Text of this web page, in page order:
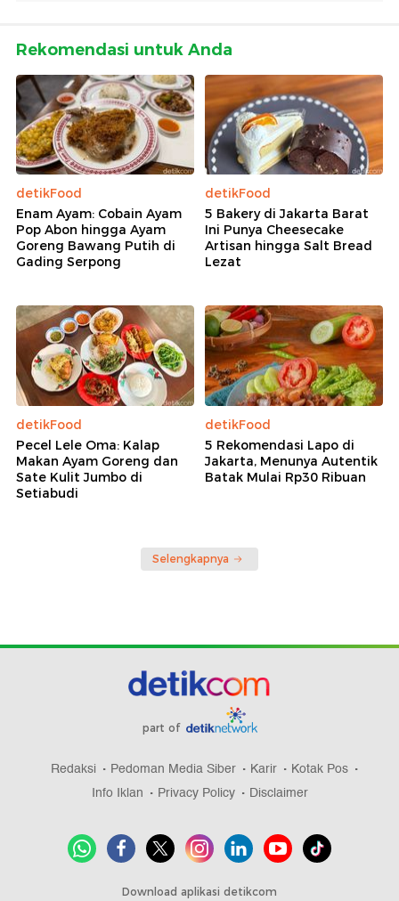
Rekomendasi untuk Anda
detikFood
Enam Ayam: Cobain Ayam
Pop Abon hingga Ayam
Goreng Bawang Putih di
Gading Serpong
detikFood
5 Bakery di Jakarta Barat
Ini Punya Cheesecake
Artisan hingga Salt Bread
Lezat
detikFood
Pecel Lele Oma: Kalap
Makan Ayam Goreng dan
Sate Kulit Jumbo di
Setiabudi
detikFood
5 Rekomendasi Lapo di
Jakarta, Menunya Autentik
Batak Mulai Rp30 Ribuan
Selengkapnya
part of
Redaksi Pedoman Media Siber Karir
Kotak Pos
Info Iklan
Privacy Policy Disclaimer
Download aplikasi detikcom